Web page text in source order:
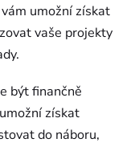
umožní získat
vaše projekty
být finančně
získat
do náboru,